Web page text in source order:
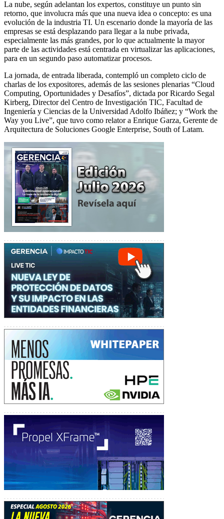
La nube, según adelantan los expertos, constituye un punto sin
retorno, que involucra más que una nueva idea o concepto: es una
evolución de la industria TI. Un escenario donde la mayoría de las
empresas se está desplazando para llegar a la nube privada,
especialmente las más grandes, por lo que actualmente la mayor
parte de las actividades está centrada en virtualizar las aplicaciones,
para en un segundo paso automatizar procesos.
La jornada, de entrada liberada, contempló un completo ciclo de
charlas de los expositores, además de las sesiones plenarias “Cloud
Computing, Oportunidades y Desafíos”, dictada por Ricardo Segal
Kirberg, Director del Centro de Investigación TIC, Facultad de
Ingeniería y Ciencias de la Universidad Adolfo Ibáñez; y “Work the
Way you Live”, que tuvo como relator a Enrique Garza, Gerente de
Arquitectura de Soluciones Google Enterprise, South of Latam.